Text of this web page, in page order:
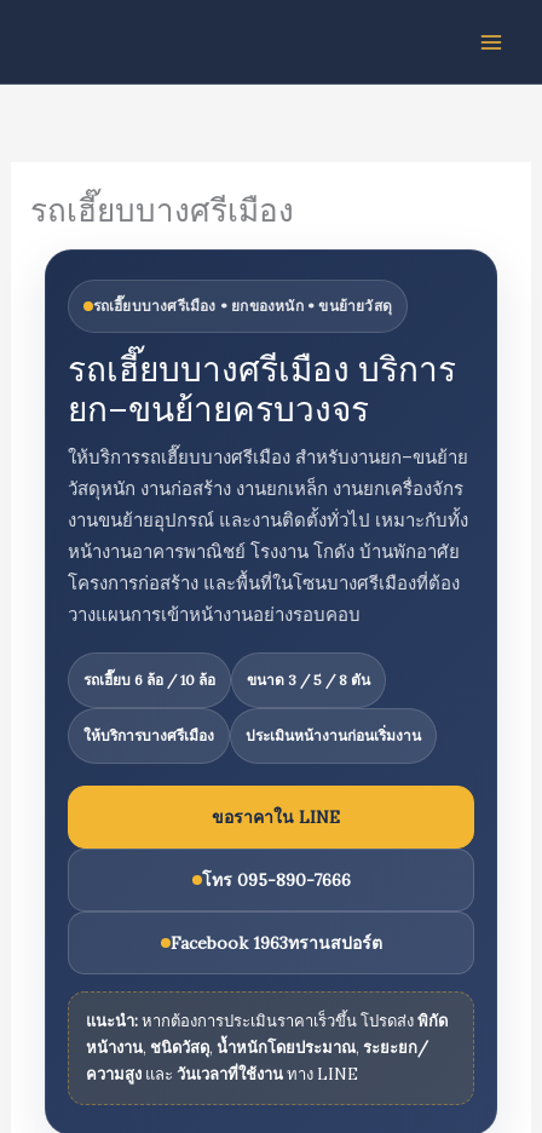
content
รถเฮี๊ยบบางศรีเมือง
รถเฮี๊ยบบางศรีเมือง • ยกของหนัก • ขนย้ายวัสดุ
รถเฮี๊ยบบางศรีเมือง บริการ
ยก–ขนย้ายครบวงจร
ให้บริการรถเฮี๊ยบบางศรีเมือง สำหรับงานยก–ขนย้าย
วัสดุหนัก งานก่อสร้าง งานยกเหล็ก งานยกเครื่องจักร
งานขนย้ายอุปกรณ์ และงานติดตั้งทั่วไป เหมาะกับทั้ง
หน้างานอาคารพาณิชย์ โรงงาน โกดัง บ้านพักอาศัย
โครงการก่อสร้าง และพื้นที่ในโซนบางศรีเมืองที่ต้อง
วางแผนการเข้าหน้างานอย่างรอบคอบ
รถเฮี๊ยบ 6 ล้อ / 10 ล้อ ขนาด 3 / 5 / 8 ตัน
ให้บริการบางศรีเมือง ประเมินหน้างานก่อนเริ่มงาน
ขอราคาใน LINE
โทร 095-890-7666
Facebook 1963ทรานสปอร์ต
แนะนำ:หากต้องการประเมินราคาเร็วขึ้น โปรดส่งพิกัด
หน้างาน, ชนิดวัสดุ, น้ำหนักโดยประมาณ, ระยะยก/
ความสูงและ วันเวลาที่ใช้งานทาง LINE